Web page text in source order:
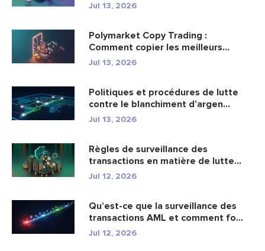
Jul 13, 2026
Polymarket Copy Trading :
Comment copier les meilleurs
portefeuil...
Jul 13, 2026
Politiques et procédures de lutte
contre le blanchiment d’argen...
Jul 13, 2026
Règles de surveillance des
transactions en matière de lutte
cont...
Jul 12, 2026
Qu’est-ce que la surveillance des
transactions AML et comment fo...
Jul 12, 2026